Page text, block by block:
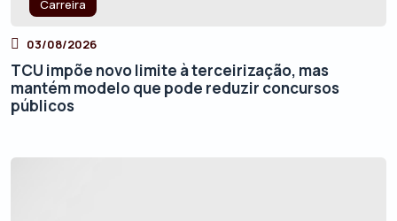
Carreira
03/08/2026
TCU impõe novo limite à terceirização, mas
mantém modelo que pode reduzir concursos
públicos